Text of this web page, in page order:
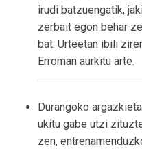
irudi batzuengatik,
zerbait egon behar
bat. Urteetan ibili
Erroman aurkitu arte.
Durangoko
ukitu gabe utzi
zen,